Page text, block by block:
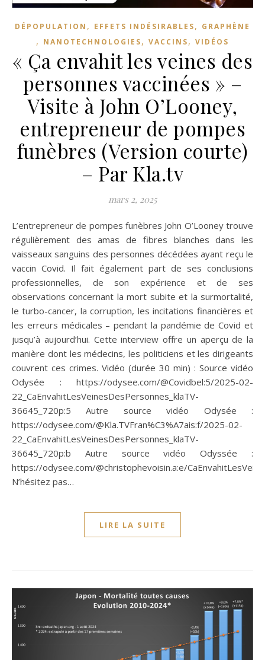
DÉPOPULATION , EFFETS INDÉSIRABLES, GRAPHÈNE
, NANOTECHNOLOGIES, VACCINS, VIDÉOS
« Ça envahit les veines des
personnes vaccinées » –
Visite à John O’Looney,
entrepreneur de pompes
funèbres (Version courte)
– Par Kla.tv
mars 2, 2025
L’entrepreneur de pompes funèbres John O’Looney trouve
régulièrement des amas de fibres blanches dans les
vaisseaux sanguins des personnes décédées ayant reçu le
vaccin Covid. Il fait également part de ses conclusions
professionnelles, de son expérience et de ses
observations concernant la mort subite et la surmortalité,
le turbo-cancer, la corruption, les incitations financières et
les erreurs médicales – pendant la pandémie de Covid et
jusqu’à aujourd’hui. Cette interview offre un aperçu de la
manière dont les médecins, les politiciens et les dirigeants
couvrent ces crimes. Vidéo (durée 30 min) : Source vidéo
Odysée : https://odysee.com/@Covidbel:5/2025-02-
22_CaEnvahitLesVeinesDesPersonnes_klaTV-
36645_720p:5 Autre source vidéo Odysée :
https://odysee.com/@Kla.TVFran%C3%A7ais:f/2025-02-
22_CaEnvahitLesVeinesDesPersonnes_klaTV-
36645_720p:b Autre source vidéo Odyssée :
https://odysee.com/@christophevoisin.a:e/
N’hésitez pas…
LIRE LA SUITE